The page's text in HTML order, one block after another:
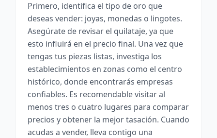
Primero, identifica el tipo de oro que
deseas vender: joyas, monedas o lingotes.
Asegúrate de revisar el quilataje, ya que
esto influirá en el precio final. Una vez que
tengas tus piezas listas, investiga los
establecimientos en zonas como el centro
histórico, donde encontrarás empresas
confiables. Es recomendable visitar al
menos tres o cuatro lugares para comparar
precios y obtener la mejor tasación. Cuando
acudas a vender, lleva contigo una